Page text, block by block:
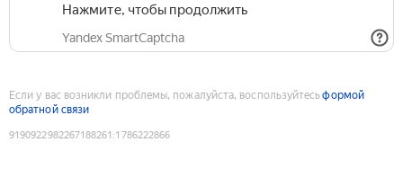
Нажмите, чтобы продолжить
Yandex SmartCaptcha
Если у вас возникли проблемы, пожалуйста, воспользуйтесьформой
обратной связи
9190922982267188261 :1786222866